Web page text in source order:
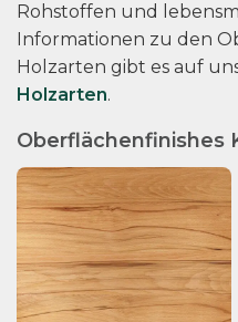
Rohstoffen und
Informationen zu den
Holzarten gibt es auf
Holzarten.
Oberflächenfinishes